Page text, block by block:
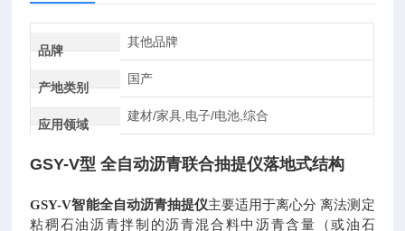
品牌
其他品牌
产地类别
国产
应用领域
建材/家具,电子/电池,综合
GSY-V型 全自动沥青联合抽提仪落地式结构
GSY-V智能全自动沥青抽提仪主要适用于离心分 离法测定
粘稠石油沥青拌制的沥青混合料中沥青含量（或油石